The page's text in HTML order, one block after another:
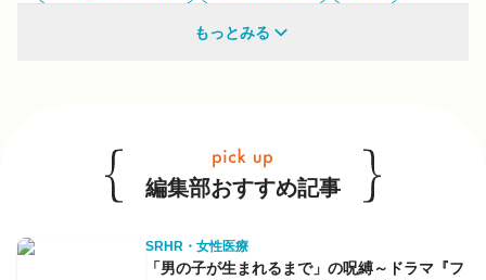
もっとみる
編集部おすすめ記事
SRHR・女性医療
「男の子が生まれるまで」の呪縛～ドラマ『フ